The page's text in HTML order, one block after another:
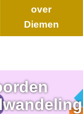
over
Diemen